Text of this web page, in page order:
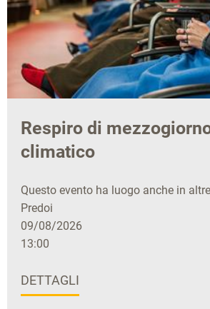
Respiro di
climatico
Questo evento ha luogo anche in
Predoi
09/08/2026
13:00
DETTAGLI